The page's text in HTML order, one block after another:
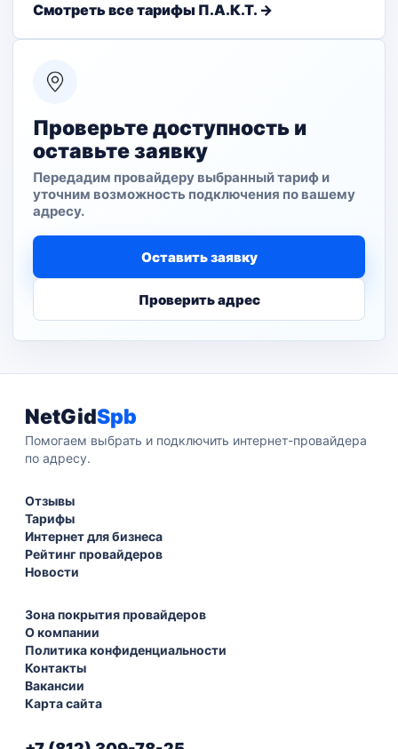
Смотреть все тарифы П.А.К.Т. →
Проверьте доступность и
оставьте заявку
Передадим провайдеру выбранный тариф и
уточним возможность подключения по вашему
адресу.
Оставить заявку
Проверить адрес
NetGidSpb
Помогаем выбрать и подключить интернет-провайдера
по адресу.
Отзывы
Тарифы
Интернет для бизнеса
Рейтинг провайдеров
Новости
Зона покрытия провайдеров
О компании
Политика конфиденциальности
Контакты
Вакансии
Карта сайта